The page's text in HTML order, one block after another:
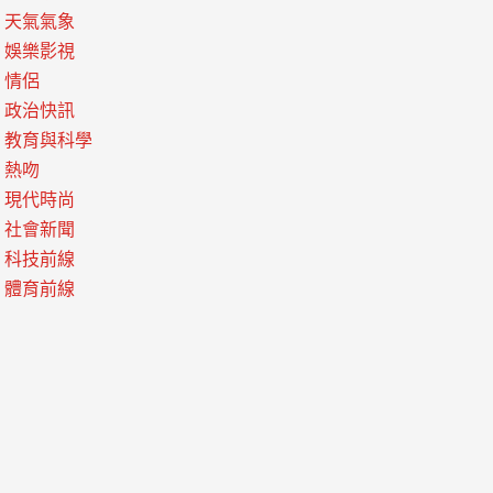
天氣氣象
娛樂影視
情侶
政治快訊
教育與科學
熱吻
現代時尚
社會新聞
科技前線
體育前線